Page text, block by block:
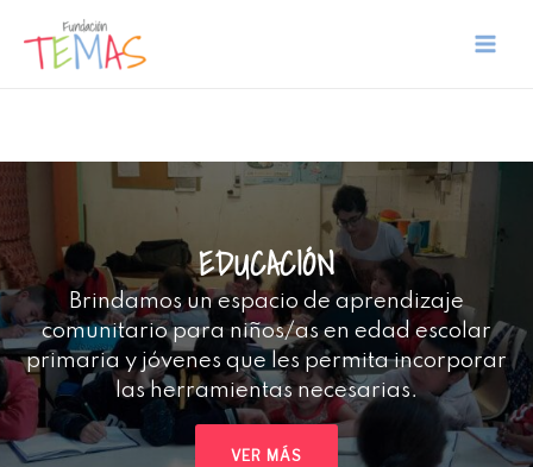
EDUCACIÓN
Brindamos un espacio de aprendizaje
comunitario para niños/as en edad escolar
primaria y jóvenes que les permita incorporar
las herramientas necesarias.
VER MÁS